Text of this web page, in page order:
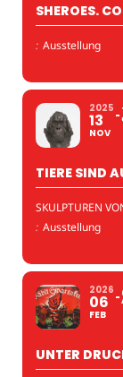
SHEROES.
: Ausstellung
2025
13
NOV
TIERE SIND
SKULPTUREN
: Ausstellung
2026
06
FEB
UNTER